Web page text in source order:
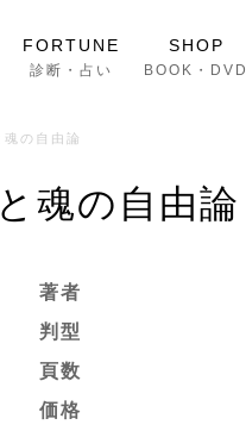
FORTUNE
診断・占い
SHOP
BOOK・DVD
の自由論
魂の自由論
著者
判型
頁数
価格